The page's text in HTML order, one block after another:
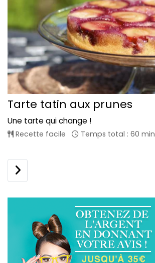
Tarte tatin aux prunes
Une tarte qui change !
Recette facile Temps total : 60 min